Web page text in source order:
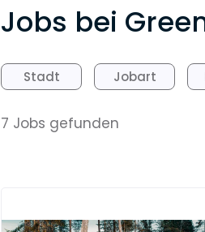
Jobs bei
Stadt Jobart
7 Jobs gefunden